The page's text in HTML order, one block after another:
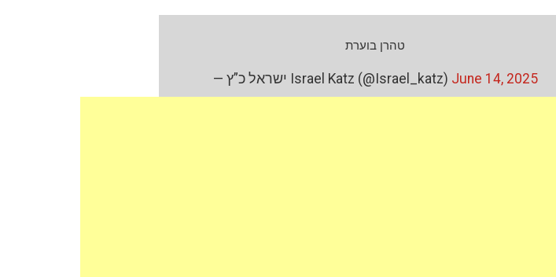
טהרן בוערת
— ישראל כ”ץ Israel Katz (@Israel_katz) June 14, 2025